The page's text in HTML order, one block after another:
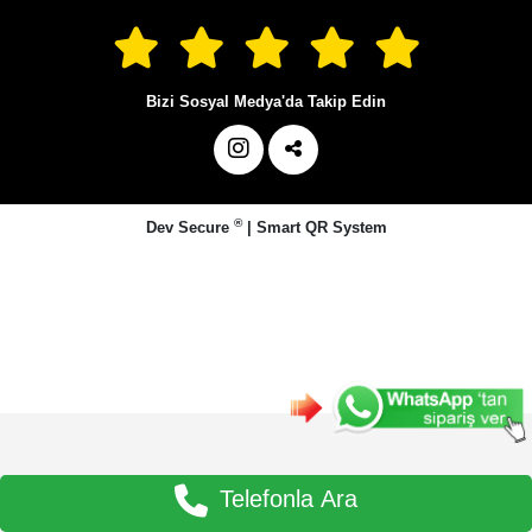
Bizi Sosyal Medya'da Takip Edin
Dev Secure ® | Smart QR System
Telefonla Ara